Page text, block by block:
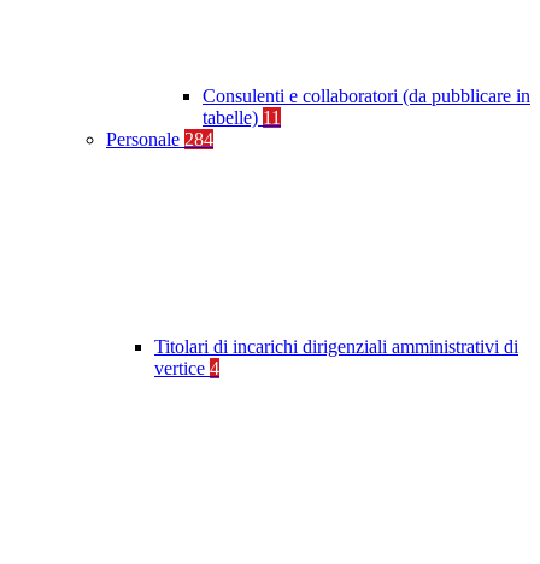
Consulenti e collaboratori (da pubblicare in
tabelle) 11
Personale 284
Titolari di incarichi dirigenziali amministrativi di
vertice 4